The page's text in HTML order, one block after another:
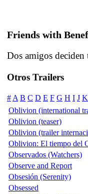
Friends with
Dos amigos deciden
Otros Trailers
# A B C D E F G H I J K
Oblivion (international
Oblivion (teaser)
Oblivion (trailer
Oblivion: El tiempo del
Observados (Watchers)
Observe and Report
Obsesión (Serenity)
Obsessed